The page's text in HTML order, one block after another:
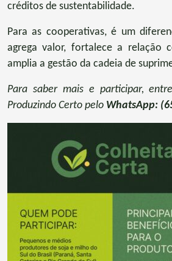
créditos de sustentabilidade.
Para as cooperativas, é um
agrega valor, fortalece a relação
amplia a gestão da cadeia de
Para saber mais e participar,
Produzindo Certo pelo WhatsApp: